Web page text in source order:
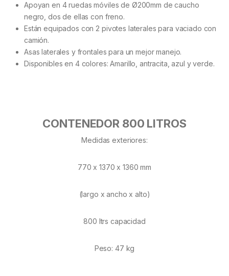
Apoyan en 4 ruedas móviles de Ø200mm de caucho
negro, dos de ellas con freno.
Están equipados con 2 pivotes laterales para vaciado con
camión.
Asas laterales y frontales para un mejor manejo.
Disponibles en 4 colores: Amarillo, antracita, azul y verde.
CONTENEDOR 800 LITROS
Medidas exteriores:
770 x 1370 x 1360 mm
(largo x ancho x alto)
800 ltrs capacidad
Peso: 47 kg